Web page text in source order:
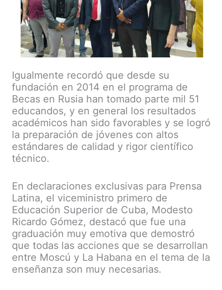
Igualmente recordó que desde su
fundación en 2014 en el programa de
Becas en Rusia han tomado parte mil 51
educandos, y en general los resultados
académicos han sido favorables y se logró
la preparación de jóvenes con altos
estándares de calidad y rigor científico
técnico.
En declaraciones exclusivas para Prensa
Latina, el viceministro primero de
Educación Superior de Cuba, Modesto
Ricardo Gómez, destacó que fue una
graduación muy emotiva que demostró
que todas las acciones que se desarrollan
entre Moscú y La Habana en el tema de la
enseñanza son muy necesarias.